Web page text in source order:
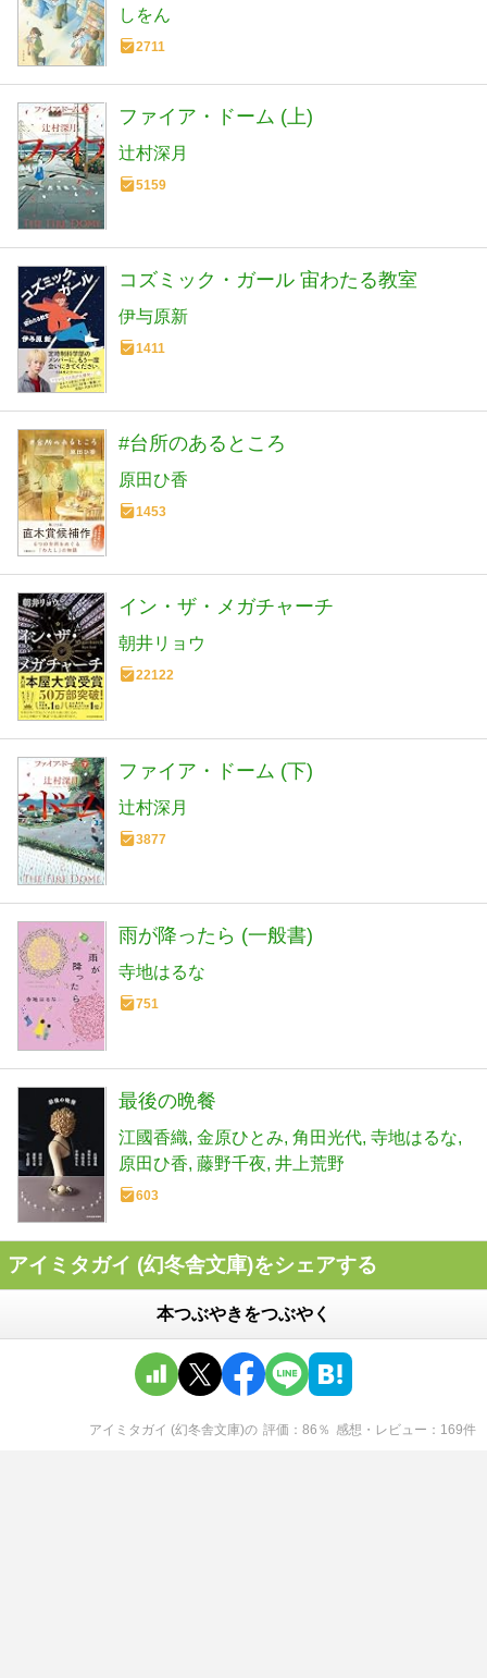
しをん
2711
ファイア・ドーム (上)
辻村深月
5159
コズミック・ガール 宙わたる教室
伊与原新
1411
#台所のあるところ
原田ひ香
1453
イン・ザ・メガチャーチ
朝井リョウ
22122
ファイア・ドーム (下)
辻村深月
3877
雨が降ったら (一般書)
寺地はるな
751
最後の晩餐
江國香織 金原ひとみ 角田光代 寺地はるな
原田ひ香 藤野千夜 井上荒野
603
アイミタガイ (幻冬舎文庫)をシェアする
本つぶやきをつぶやく
アイミタガイ (幻冬舎文庫)の 評価 86 ％ 感想・レビュー 169件